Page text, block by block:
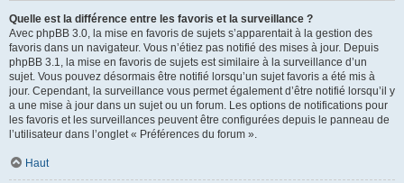
Quelle est la différence entre les favoris et la surveillance ?
Avec phpBB 3.0, la mise en favoris de sujets s’apparentait à la gestion des
favoris dans un navigateur. Vous n’étiez pas notifié des mises à jour. Depuis
phpBB 3.1, la mise en favoris de sujets est similaire à la surveillance d’un
sujet. Vous pouvez désormais être notifié lorsqu’un sujet favoris a été mis à
jour. Cependant, la surveillance vous permet également d’être notifié lorsqu’il y
a une mise à jour dans un sujet ou un forum. Les options de notifications pour
les favoris et les surveillances peuvent être configurées depuis le panneau de
l’utilisateur dans l’onglet « Préférences du forum ».
Haut